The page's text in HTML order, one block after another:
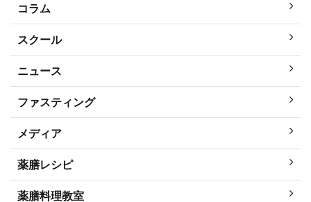
コラム
スクール
ニュース
ファスティング
メディア
薬膳レシピ
薬膳料理教室